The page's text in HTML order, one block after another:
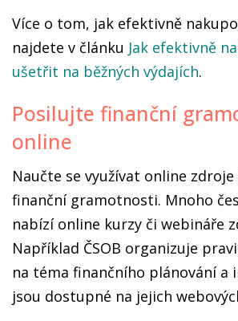
Více o tom, jak efektivně
najdete v článku Jak efektivně
ušetřit na běžných výdajích.
Posilujte finanční
online
Naučte se využívat online
finanční gramotnosti. Mnoho
nabízí online kurzy či webináře
Například ČSOB organizuje
na téma finančního plánování a
jsou dostupné na jejich